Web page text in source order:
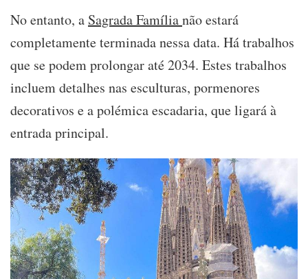
No entanto, a Sagrada Famílianão estará
completamente terminada nessa data. Há trabalhos
que se podem prolongar até 2034. Estes trabalhos
incluem detalhes nas esculturas, pormenores
decorativos e a polémica escadaria, que ligará à
entrada principal.